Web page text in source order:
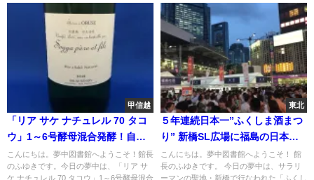
甲信越
「リア サケ ナチュレル 70 タコ
ウ」1～6号酵母混合発酵！自然
発酵への挑戦は続く…
こんにちは。夢中図書館へようこそ！館長
のふゆきです。今日の夢中は、「リア サ
ケ ナチュレル 70 タコウ」1～6号酵母混合
東北
５年連続日本一”ふくしま酒まつ
り” 新橋SL広場に福島の日本酒
158銘柄が集結！
こんにちは。夢中図書館へようこそ！ 館
長のふゆきです。 今日の夢中は、サラリ
ーマンの聖地・新橋で行なわれた「ふくし